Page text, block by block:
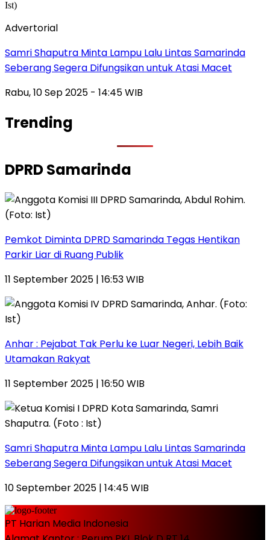
Advertorial
Samri Shaputra Minta Lampu Lalu Lintas Samarinda
Seberang Segera Difungsikan untuk Atasi Macet
Rabu, 10 Sep 2025 - 14:45 WIB
Trending
DPRD Samarinda
Pemkot Diminta DPRD Samarinda Tegas Hentikan
Parkir Liar di Ruang Publik
11 September 2025 | 16:53 WIB
Anhar : Pejabat Tak Perlu ke Luar Negeri, Lebih Baik
Utamakan Rakyat
11 September 2025 | 16:50 WIB
Samri Shaputra Minta Lampu Lalu Lintas Samarinda
Seberang Segera Difungsikan untuk Atasi Macet
10 September 2025 | 14:45 WIB
PT Harian Media Indonesia